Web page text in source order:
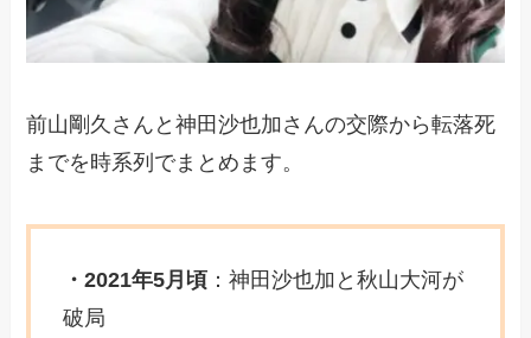
前山剛久さんと神田沙也加さんの交際から転落死
までを時系列でまとめます。
・2021年5月頃 ：神田沙也加と秋山大河が
破局